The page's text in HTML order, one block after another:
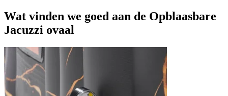
Wat vinden we goed aan de Opblaasbare
Jacuzzi ovaal